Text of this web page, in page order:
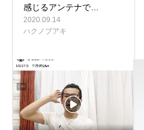
感じるアンテナで…
2020.09.14
ハクノブアキ